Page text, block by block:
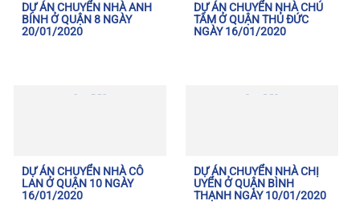
DỰ ÁN CHUYỂN NHÀ ANH
BÍNH Ở QUẬN 8 NGÀY
20/01/2020
DỰ ÁN CHUYỂN NHÀ CHÚ
TÂM Ở QUẬN THỦ ĐỨC
NGÀY 16/01/2020
DỰ ÁN CHUYỂN NHÀ CÔ
LAN Ở QUẬN 10 NGÀY
16/01/2020
DỰ ÁN CHUYỂN NHÀ CHỊ
UYỂN Ở QUẬN BÌNH
THẠNH NGÀY 10/01/2020